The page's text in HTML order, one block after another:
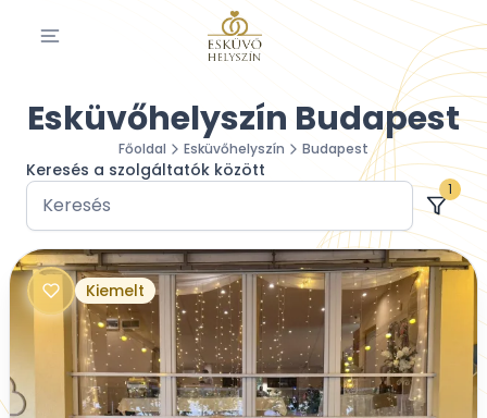
Esküvőhelyszín Budapest
Főoldal Esküvőhelyszín Budapest
Keresés a szolgáltatók között
1
Kiemelt